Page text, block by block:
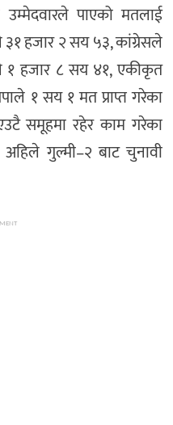
उम्मेदवारले पाएको मतलाई
३१ हजार २ सय ५३, कांग्रेसले
१ हजार ८ सय ४१, एकीकृत
१ सय १ मत प्राप्त गरेका
समूहमा रहेर काम गरेका
अहिले गुल्मी–२ बाट चुनावी